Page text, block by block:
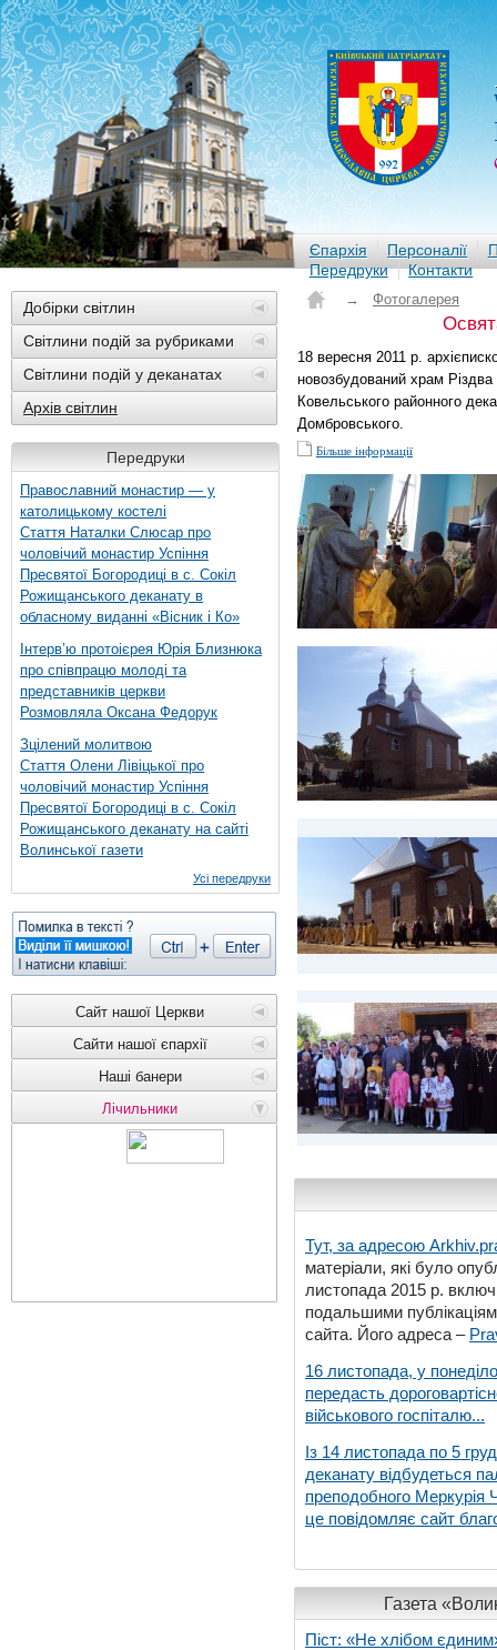
Єпархія Персоналії
Передруки
Контакти
Добірки світлин
Світлини подій за рубриками
Світлини подій у деканатах
Архів світлин
Передруки
Православний монастир — у
католицькому костелі
Стаття Наталки Слюсар про
чоловічий монастир Успіння
Пресвятої Богородиці в с. Сокіл
Рожищанського деканату в
обласному виданні «Вісник і Ко»
Інтерв’ю протоієрея Юрія Близнюка
про співпрацю молоді та
представників церкви
Розмовляла Оксана Федорук
Зцілений молитвою
Стаття Олени Лівіцької про
чоловічий монастир Успіння
Пресвятої Богородиці в с. Сокіл
Рожищанського деканату на сайті
Волинської газети
Усі передруки
Сайт нашої Церкви
Сайти нашої єпархії
Наші банери
Лічильники
→ Фотогалерея
18 вересня 2011 р.
новозбудований храм
Ковельського районного
Домбровського.
Більше інформації
Тут, за адресою
матеріали, які було
листопада 2015 р.
подальшими
сайта. Його адреса –
16 листопада, у
передасть
військового госпіталю...
Із 14 листопада по 5
деканату відбудеться
преподобного Меркурія
це повідомляє сайт
Газета
Піст: «Не хлібом